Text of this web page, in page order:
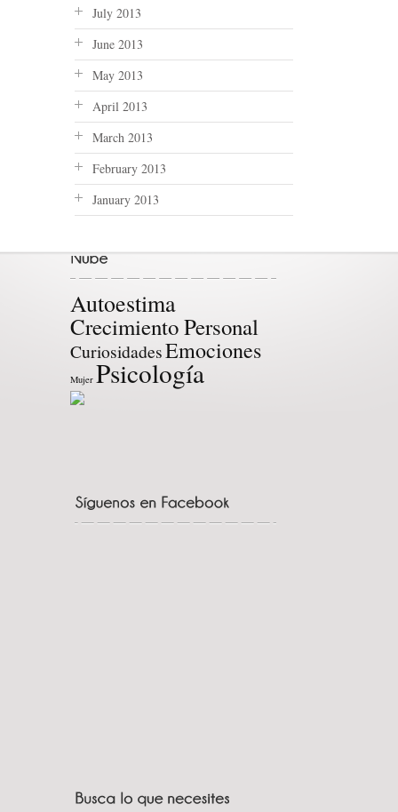
July 2013
June 2013
May 2013
April 2013
March 2013
February 2013
January 2013
Autoestima
Crecimiento Personal
CuriosidadesEmociones
Mujer Psicología